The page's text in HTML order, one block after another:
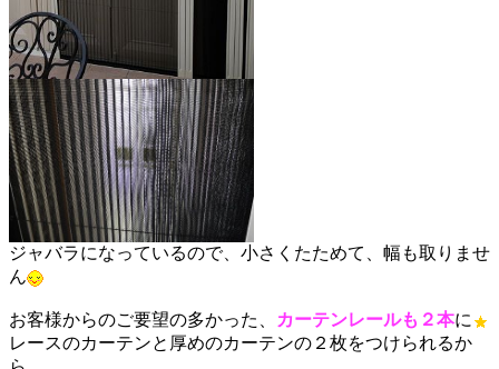
ジャバラになっているので、小さくたためて、幅も取りませ
ん
お客様からのご要望の多かった、 カーテンレールも２本に
レースのカーテンと厚めのカーテンの２枚をつけられるか